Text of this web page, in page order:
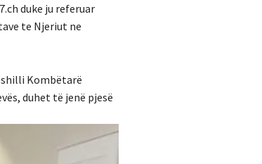
duke ju referuar
te Njeriut ne
Kombëtarë
duhet të jenë pjesë